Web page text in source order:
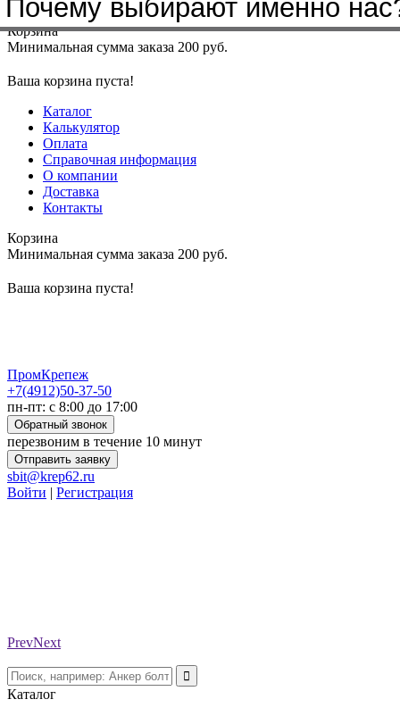
Меню+7(4912)50-37-50sbit@krep62.ru
Корзина
Минимальная сумма заказа 200 руб.
Ваша корзина пуста!
Каталог
Калькулятор
Оплата
Справочная информация
О компании
Доставка
Контакты
Корзина
Минимальная сумма заказа 200 руб.
Ваша корзина пуста!
ПромКрепеж
+7(4912)50-37-50
пн-пт: с 8:00 до 17:00
Обратный звонок
перезвоним в течение 10 минут
Отправить заявку
sbit@krep62.ru
Войти | Регистрация
PrevNext
Каталог
Почему выбирают именно